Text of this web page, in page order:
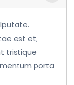
est et,
tristique
porta